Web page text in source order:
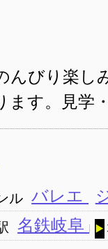
んびり楽し
ます。見学
ル バレエ
名鉄岐阜